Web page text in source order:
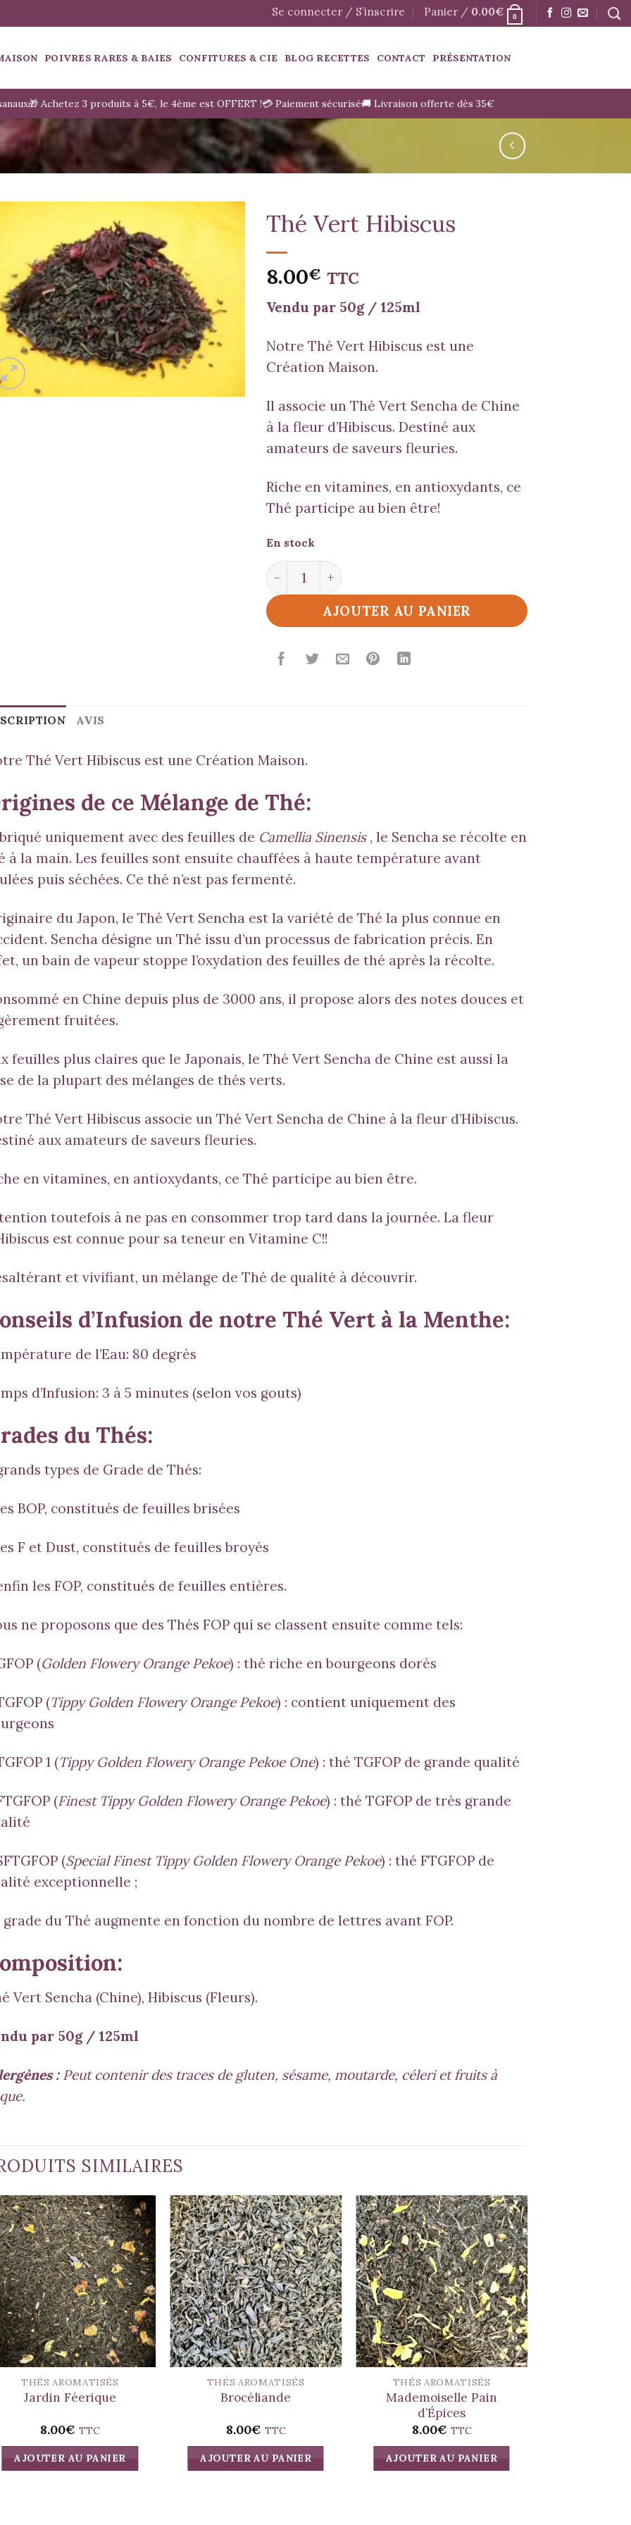
Se connecter / S’inscrire Panier / 0.00€ 0
POIVRES RARES & BAIES CONFITURES & CIE BLOG RECETTES CONTACT PRÉSENTATION
🎁 Achetez 3 produits à 5€, le 4ème est OFFERT !💳 Paiement sécurisé🚚 Livraison offerte dès 35€
Thé Vert Hibiscus
8.00€ TTC
Vendu par 50g / 125ml
Notre Thé Vert Hibiscus est une
Création Maison.
Il associe un Thé Vert Sencha de Chine
à la fleur d’Hibiscus. Destiné aux
amateurs de saveurs fleuries.
Riche en vitamines, en antioxydants, ce
Thé participe au bien être!
En stock
quantité de Thé Vert Hibiscus
AJOUTER AU PANIER
AVIS
Thé Vert Hibiscus est une Création Maison.
de ce Mélange de Thé:
uniquement avec des feuilles de Camellia Sinensis, le Sencha se récolte en
à la main. Les feuilles sont ensuite chauffées à haute température avant
puis séchées. Ce thé n’est pas fermenté.
du Japon, le Thé Vert Sencha est la variété de Thé la plus connue en
Sencha désigne un Thé issu d’un processus de fabrication précis. En
un bain de vapeur stoppe l’oxydation des feuilles de thé après la récolte.
en Chine depuis plus de 3000 ans, il propose alors des notes douces et
fruitées.
feuilles plus claires que le Japonais, le Thé Vert Sencha de Chine est aussi la
de la plupart des mélanges de thés verts.
Thé Vert Hibiscus associe un Thé Vert Sencha de Chine à la fleur d’Hibiscus.
aux amateurs de saveurs fleuries.
en vitamines, en antioxydants, ce Thé participe au bien être.
toutefois à ne pas en consommer trop tard dans la journée. La fleur
est connue pour sa teneur en Vitamine C!!
et vivifiant, un mélange de Thé de qualité à découvrir.
d’Infusion de notre Thé Vert à la Menthe:
de l’Eau: 80 degrès
d’Infusion: 3 à 5 minutes (selon vos gouts)
du Thés:
types de Grade de Thés:
BOP, constitués de feuilles brisées
F et Dust, constitués de feuilles broyés
les FOP, constitués de feuilles entières.
ne proposons que des Thés FOP qui se classent ensuite comme tels:
(Golden Flowery Orange Pekoe) : thé riche en bourgeons dorés
(Tippy Golden Flowery Orange Pekoe) : contient uniquement des
1 (Tippy Golden Flowery Orange Pekoe One) : thé TGFOP de grande qualité
(Finest Tippy Golden Flowery Orange Pekoe) : thé TGFOP de très grande
(Special Finest Tippy Golden Flowery Orange Pekoe) : thé FTGFOP de
exceptionnelle ;
grade du Thé augmente en fonction du nombre de lettres avant FOP.
Vert Sencha (Chine), Hibiscus (Fleurs).
par 50g / 125ml
:Peut contenir des traces de gluten, sésame, moutarde, céleri et fruits à
SIMILAIRES
THÉS AROMATISÉS
Jardin Féerique
8.00€ TTC
AJOUTER AU PANIER
THÉS AROMATISÉS
Brocéliande
8.00€ TTC
AJOUTER AU PANIER
THÉS AROMATISÉS
Mademoiselle Pain
d’Épices
8.00€ TTC
AJOUTER AU PANIER